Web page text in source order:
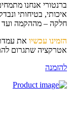
אנחנו מתמחים
בטיחותי
– מההקמה ועד
עכשיואת עמדת
שתגרום להם